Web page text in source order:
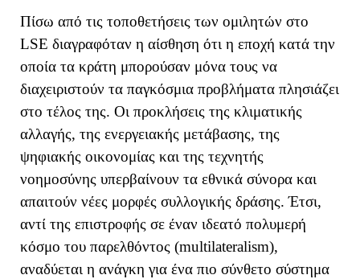
Πίσω από τις τοποθετήσεις των ομιλητών στο
LSE διαγραφόταν η αίσθηση ότι η εποχή κατά την
οποία τα κράτη μπορούσαν μόνα τους να
διαχειριστούν τα παγκόσμια προβλήματα πλησιάζει
στο τέλος της. Οι προκλήσεις της κλιματικής
αλλαγής, της ενεργειακής μετάβασης, της
ψηφιακής οικονομίας και της τεχνητής
νοημοσύνης υπερβαίνουν τα εθνικά σύνορα και
απαιτούν νέες μορφές συλλογικής δράσης. Έτσι,
αντί της επιστροφής σε έναν ιδεατό πολυμερή
κόσμο του παρελθόντος (multilateralism),
αναδύεται η ανάγκη για ένα πιο σύνθετο σύστημα